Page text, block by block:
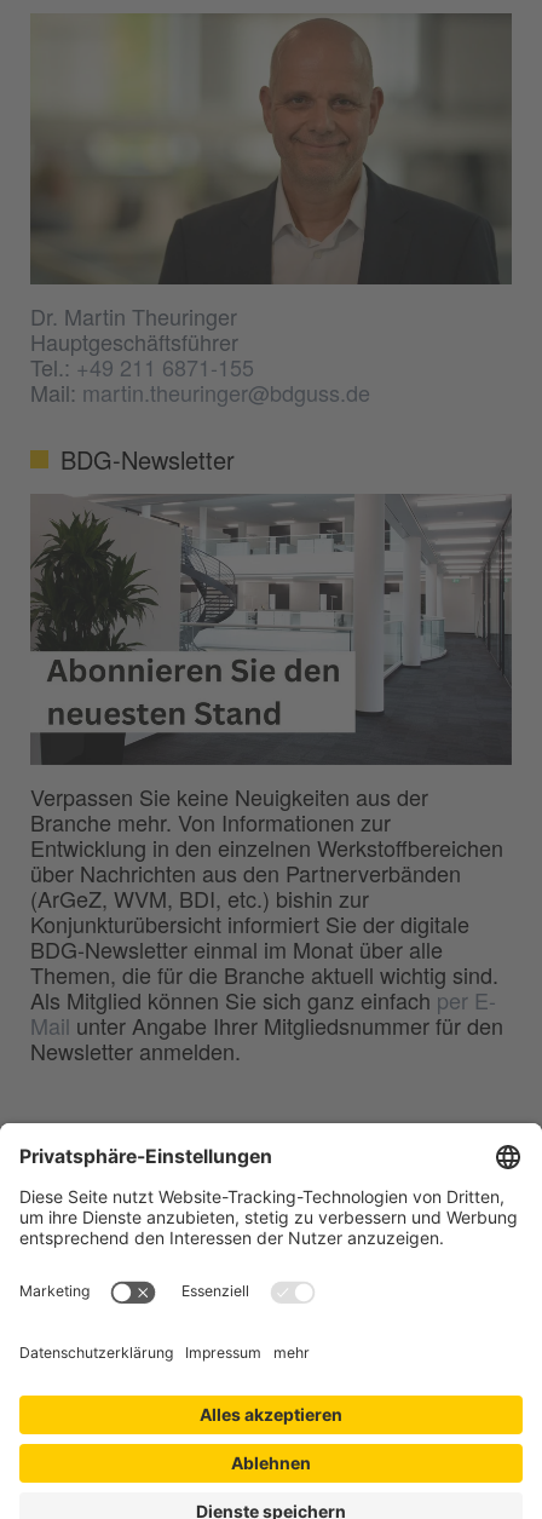
Dr. Martin Theuringer
Hauptgeschäftsführer
Tel.:+49 211 6871-155
Mail: martin.theuringer@bdguss.de
BDG-Newsletter
Verpassen Sie keine Neuigkeiten aus der
Branche mehr. Von Informationen zur
Entwicklung in den einzelnen Werkstoffbereichen
über Nachrichten aus den Partnerverbänden
(ArGeZ, WVM, BDI, etc.) bishin zur
Konjunkturübersicht informiert Sie der digitale
BDG-Newsletter einmal im Monat über alle
Themen, die für die Branche aktuell wichtig sind.
Als Mitglied können Sie sich ganz einfach per E-
Mail unter Angabe Ihrer Mitgliedsnummer für den
Newsletter anmelden.
Deutschen Gießerei-Industrie e.V.
40549 Düsseldorf
Telefon:0211 - 68 71 - 03
0211 - 68 71 - 3333
E-Mail:info(at)bdguss.de